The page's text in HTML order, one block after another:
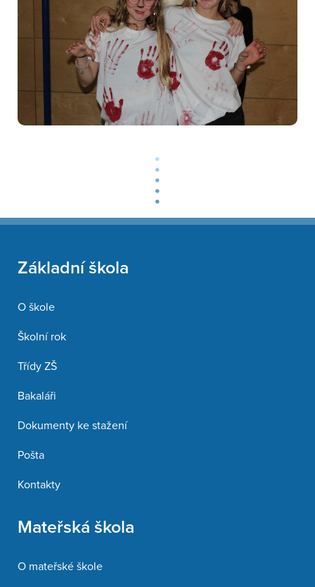
Základní škola
O škole
Školní rok
Třídy ZŠ
Bakaláři
Dokumenty ke stažení
Pošta
Kontakty
Mateřská škola
O mateřské škole